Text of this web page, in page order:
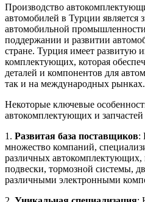
Производство
автомобилей в Турции является
автомобильной
поддержании и развитии
стране. Турция имеет развитую
комплектующих, которая
деталей и компонентов для
так и на международных рынках.
Некоторые ключевые
автокомплектующих и
1. Развитая база поставщиков:
множество компаний,
различных автокомплектующих,
подвески, тормозной системы,
различными электронными